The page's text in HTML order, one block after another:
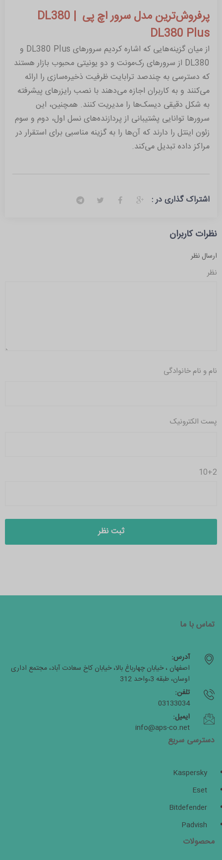
پرفروش‌ترین مدل سرور اچ پی DL380 |
DL380 Plus
از میان گزینه‌هایی که اشاره کردیم سرورهای DL380 Plus و
DL380 از سرورهای رک‌مونت و دو یونیتی محبوب بازار هستند
که دسترسی به چندصد ترابایت ظرفیت ذخیره‌سازی را ارائه
می‌کنند و به کاربران اجازه می‌دهند با نصب رایزرهای پیشرفته
به شکل دقیقی دیسک‌ها را مدیریت کنند. همچنین، این
سرورها توانایی پشتیبانی از پردازنده‌های نسل اول، دوم و سوم
زئون اینتل را دارند که آن‌ها را به گزینه مناسبی برای استقرار در
مراکز داده تبدیل می‌کند.
اشتراک گذاری در :
نظرات کاربران
ارسال نظر
نظر
نام و نام خانوادگی
پست الکترونیک
10+2
تماس با ما
آدرس:
اصفهان ، خیابان چهارباغ بالا، خیابان کاخ سعادت آباد، مجتمع اداری
اوسان، طبقه 3،واحد 312
تلفن:
03133034
ایمیل:
info@aps-co.net
دسترسی سریع
Kaspersky
Eset
Bitdefender
Padvish
محصولات